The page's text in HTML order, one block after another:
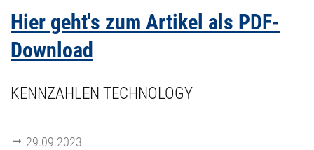
Hier geht's zum Artikel als PDF-
Download
KENNZAHLEN TECHNOLOGY
29.09.2023